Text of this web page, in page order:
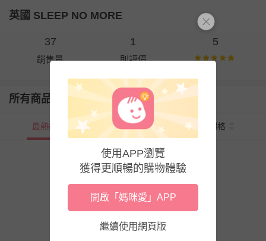
英國 SLEEP NO MORE
37
銷售量
1
則評價
5
所有商品
最熱銷 新上市 價格
使用APP瀏覽
獲得更順暢的購物體驗
開啟「媽咪愛」APP
繼續使用網頁版